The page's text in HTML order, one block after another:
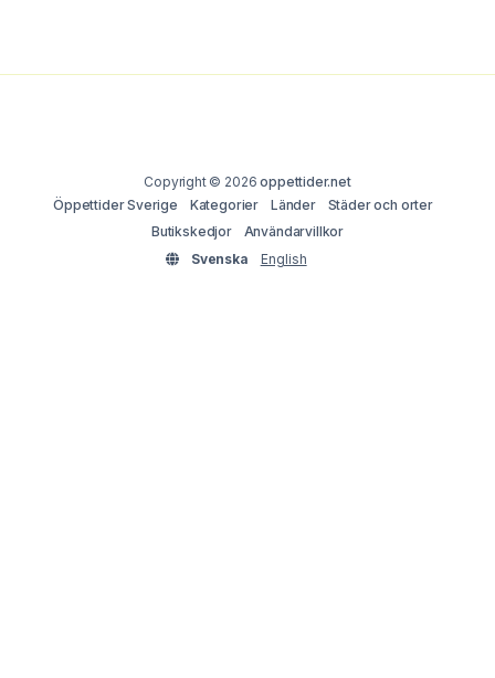
Copyright © 2026oppettider.net
Öppettider Sverige
Kategorier Länder
Städer och orter
Butikskedjor
Användarvillkor
Svenska
English